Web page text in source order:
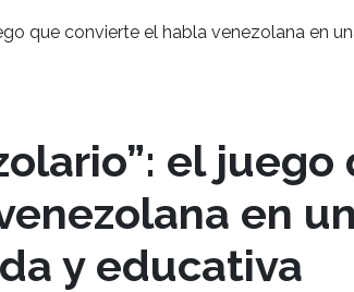
el
en
y educativa